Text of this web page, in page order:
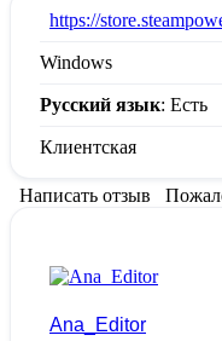
https://
Windows
Русский язык: Есть
Клиентская
Написать отзыв
Ana_Editor